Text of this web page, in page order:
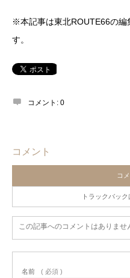
※本記事は東北ROUTE66の編
す。
コメント: 0
コメント
コ
トラックバック
この記事へのコメントはありませ
名前 ( 必須 )